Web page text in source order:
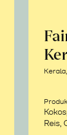
Reis,